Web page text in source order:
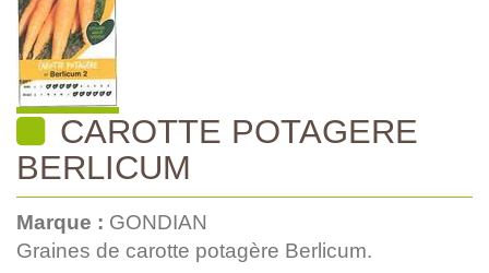
CAROTTE POTAGERE
BERLICUM
Marque : GONDIAN
Graines de carotte potagère Berlicum.